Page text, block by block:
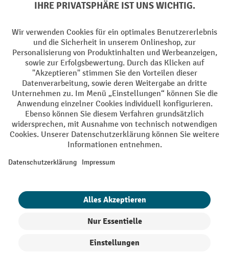
Kontakt
Kontaktieren Sie uns über unserKontaktformular.
Vertrag widerrufen
Käuferschutz
Mit geprüfter Qualität, Sicherheit und Transparenz ist jh-
profishop.at in hohem Maße vertrauenswürdig.
Versandkostenfrei ab 250€
Persönliche Kaufberatung